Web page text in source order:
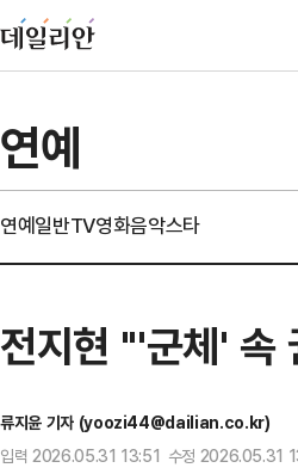
연예
연예일반TV영화음악스타
전지현 "'군체' 속
류지윤 기자 (yoozi44@dailian.co.kr)
입력 2026.05.31 13:51 수정 2026.05.31